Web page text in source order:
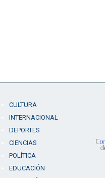
CULTURA
INTERNACIONAL
DEPORTES
CIENCIAS
POLÍTICA
EDUCACIÓN